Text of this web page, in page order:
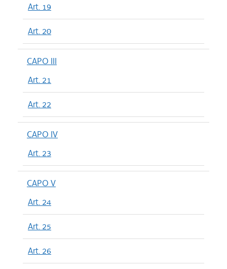
Art. 19
Art. 20
CAPO III
Art. 21
Art. 22
CAPO IV
Art. 23
CAPO V
Art. 24
Art. 25
Art. 26